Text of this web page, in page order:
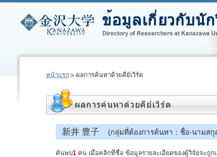
หน้าแรก ผลการค้นหาด้วยคีย์เวิร์ด
新井 豊子 (กลุ่มที่ต้องการค้นหา：ชื่อ-นามสกุ
ค้นพบ1 คน เมื่อคลิกที่ชื่อ ข้อมูลรายละเอียดของผู้วิจัยจะถูก